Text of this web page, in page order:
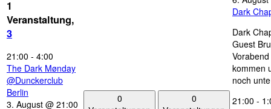
1
Veranstaltung,
3
21:00 - 4:00
The Dark Mønday
@Dunckerclub
Berlin
3. August @ 21:00
0
0
Dark
Dark
Guest
kommen
noch
21:00 -